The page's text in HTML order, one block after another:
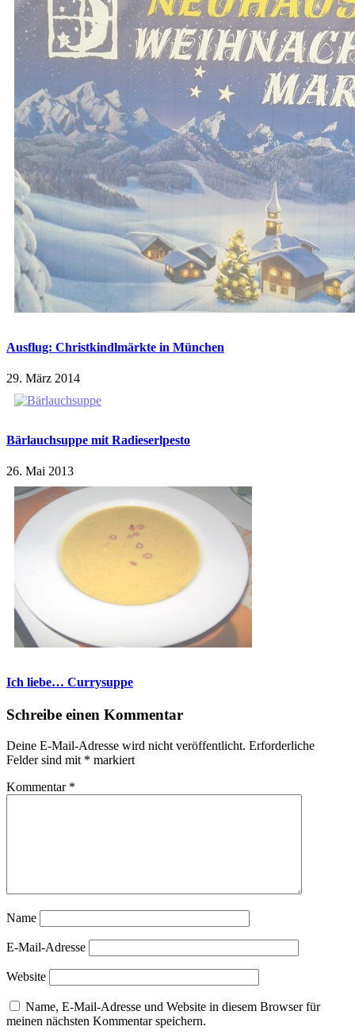
Ausflug: Christkindlmärkte in München
29. März 2014
Bärlauchsuppe mit Radieserlpesto
26. Mai 2013
Ich liebe… Currysuppe
Schreibe einen Kommentar
Deine E-Mail-Adresse wird nicht veröffentlicht. Erforderliche
Felder sind mit * markiert
Kommentar *
Name
E-Mail-Adresse
Website
Name, E-Mail-Adresse und Website in diesem Browser für
meinen nächsten Kommentar speichern.